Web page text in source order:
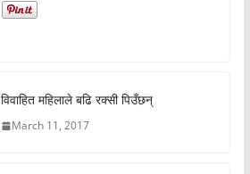
विवाहित महिलाले बढि रक्सी पिउँछन्
March 11, 2017